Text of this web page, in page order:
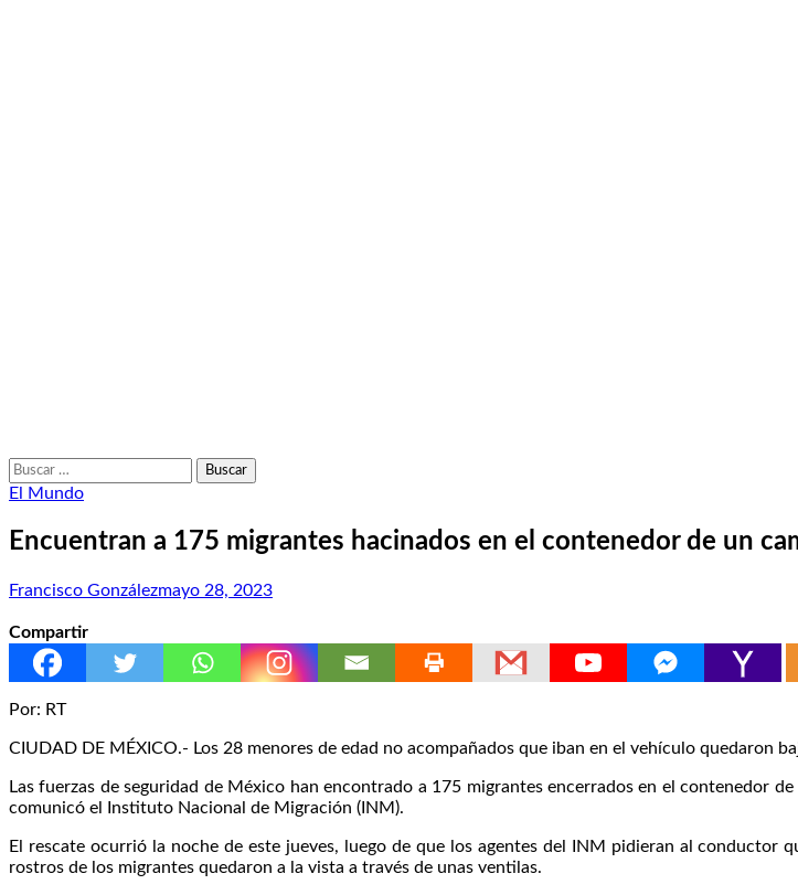
Buscar:
El Mundo
Encuentran a 175 migrantes hacinados en el contenedor de un
Francisco Gonzálezmayo 28, 2023
Compartir
Por: RT
CIUDAD DE MÉXICO.- Los 28 menores de edad no acompañados que iban en el vehículo quedaron
Las fuerzas de seguridad de México han encontrado a 175 migrantes encerrados en el contenedor
comunicó el Instituto Nacional de Migración (INM).
El rescate ocurrió la noche de este jueves, luego de que los agentes del INM pidieran al
rostros de los migrantes quedaron a la vista a través de unas ventilas.